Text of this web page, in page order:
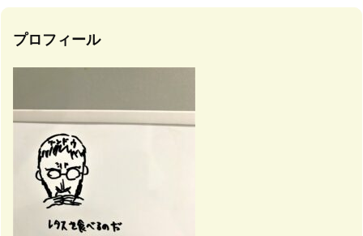
プロフィール